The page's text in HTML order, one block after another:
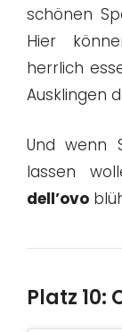
schönen
Hier
herrlich
Ausklingen
Und wenn
lassen
dell’ovo
Platz 10: